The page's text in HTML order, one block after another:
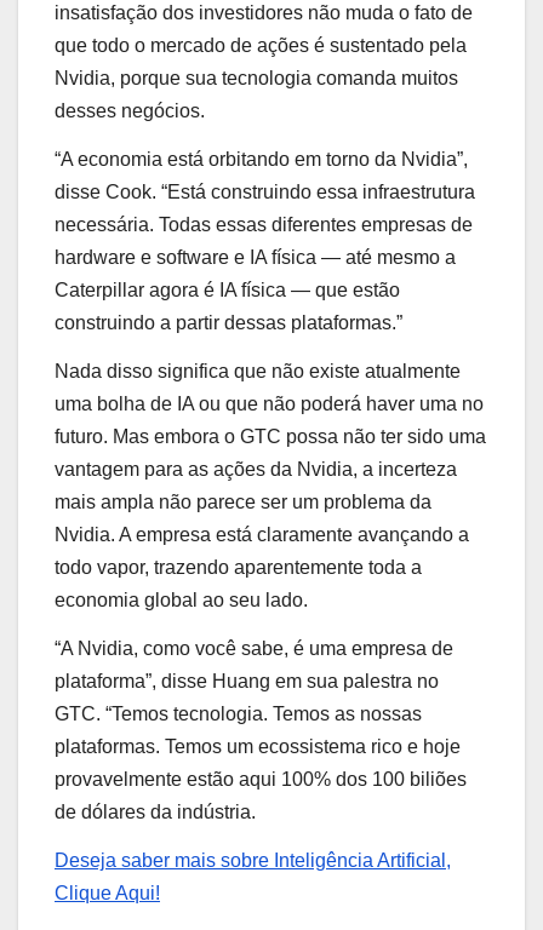
insatisfação dos investidores não muda o fato de
que todo o mercado de ações é sustentado pela
Nvidia, porque sua tecnologia comanda muitos
desses negócios.
“A economia está orbitando em torno da Nvidia”,
disse Cook. “Está construindo essa infraestrutura
necessária. Todas essas diferentes empresas de
hardware e software e IA física — até mesmo a
Caterpillar agora é IA física — que estão
construindo a partir dessas plataformas.”
Nada disso significa que não existe atualmente
uma bolha de IA ou que não poderá haver uma no
futuro. Mas embora o GTC possa não ter sido uma
vantagem para as ações da Nvidia, a incerteza
mais ampla não parece ser um problema da
Nvidia. A empresa está claramente avançando a
todo vapor, trazendo aparentemente toda a
economia global ao seu lado.
“A Nvidia, como você sabe, é uma empresa de
plataforma”, disse Huang em sua palestra no
GTC. “Temos tecnologia. Temos as nossas
plataformas. Temos um ecossistema rico e hoje
provavelmente estão aqui 100% dos 100 biliões
de dólares da indústria.
Deseja saber mais sobre Inteligência Artificial,
Clique Aqui!